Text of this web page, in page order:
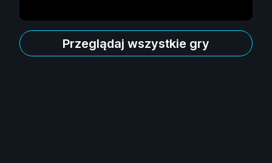
Przeglądaj wszystkie gry